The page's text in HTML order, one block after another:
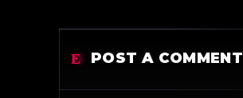
POST A COMMENT